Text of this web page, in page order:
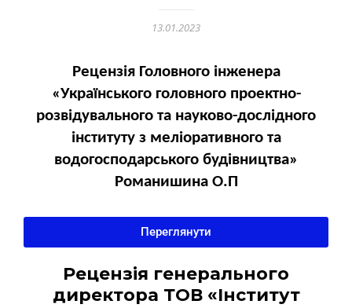
13.01.2023
Рецензія Головного інженера
«Українського головного проектно-
розвідувального та науково-дослідного
інституту з меліоративного та
водогосподарського будівництва»
Романишина О.П
Переглянути
Рецензія генерального
директора ТОВ «Інститут